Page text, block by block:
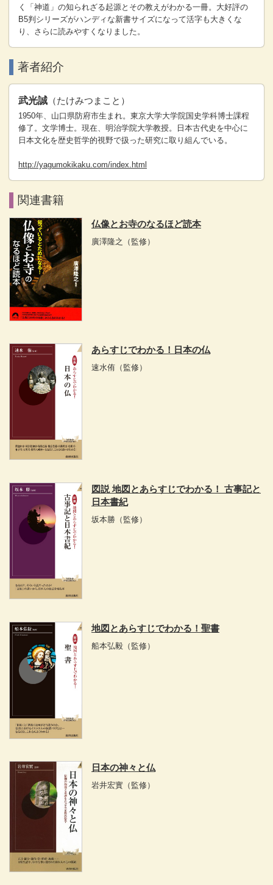
く「神道」の知られざる起源とその教えがわかる一冊。大好評の
B5判シリーズがハンディな新書サイズになって活字も大きくな
り、さらに読みやすくなりました。
著者紹介
武光誠 （たけみつまこと）
1950年、山口県防府市生まれ。東京大学大学院国史学科博士課程
修了。文学博士。現在、明治学院大学教授。日本古代史を中心に
日本文化を歴史哲学的視野で扱った研究に取り組んでいる。
http://yagumokikaku.com/index.html
関連書籍
仏像とお寺のなるほど読本
廣澤隆之 （監修）
あらすじでわかる！日本の仏
速水侑 （監修）
図説 地図とあらすじでわかる！ 古事記と
日本書紀
坂本勝 （監修）
地図とあらすじでわかる！聖書
船本弘毅 （監修）
日本の神々と仏
岩井宏實 （監修）